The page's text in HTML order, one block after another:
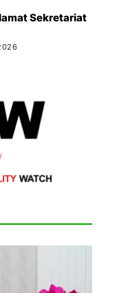
Sekretariat